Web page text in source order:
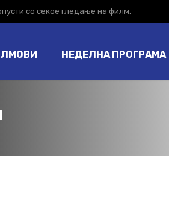
со секое гледање на филм.
НЕДЕЛНА ПРОГРАМА